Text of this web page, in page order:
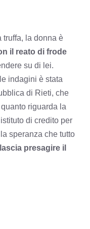
truffa, la donna è
il reato di frode
su di lei.
indagini è stata
di Rieti, che
riguarda la
di credito per
speranza che tutto
presagire il